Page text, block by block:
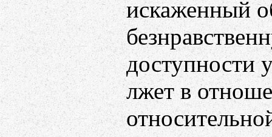
искаженный
доступности
лжет в